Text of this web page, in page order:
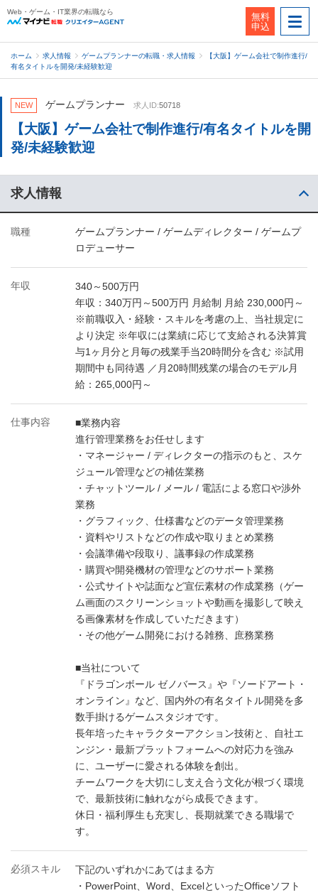
Web・ゲーム・IT業界の転職なら
無料
申込
ホーム 求人情報 ゲームプランナーの転職・求人情報
【大阪】ゲーム会社で制作進行/
有名タイトルを開発/未経験歓迎
NEW ゲームプランナー 求人ID:50718
【大阪】ゲーム会社で制作進行/有名タイトルを開
発/未経験歓迎
求人情報
職種
ゲームプランナー / ゲームディレクター / ゲームプ
ロデューサー
年収
340～500万円
年収：340万円～500万円 月給制 月給 230,000円～
※前職収入・経験・スキルを考慮の上、当社規定に
より決定 ※年収には業績に応じて支給される決算賞
与1ヶ月分と月毎の残業手当20時間分を含む ※試用
期間中も同待遇 ／月20時間残業の場合のモデル月
給：265,000円～
仕事内容
■業務内容
進行管理業務をお任せします
・マネージャー / ディレクターの指示のもと、スケ
ジュール管理などの補佐業務
・チャットツール / メール / 電話による窓口や渉外
業務
・グラフィック、仕様書などのデータ管理業務
・資料やリストなどの作成や取りまとめ業務
・会議準備や段取り、議事録の作成業務
・購買や開発機材の管理などのサポート業務
・公式サイトや誌面など宣伝素材の作成業務（ゲー
ム画面のスクリーンショットや動画を撮影して映え
る画像素材を作成していただきます）
・その他ゲーム開発における雑務、庶務業務
■当社について
『ドラゴンボール ゼノバース』や『ソードアート・
オンライン』など、国内外の有名タイトル開発を多
数手掛けるゲームスタジオです。
長年培ったキャラクターアクション技術と、自社エ
ンジン・最新プラットフォームへの対応力を強み
に、ユーザーに愛される体験を創出。
チームワークを大切にし支え合う文化が根づく環境
で、最新技術に触れながら成長できます。
休日・福利厚生も充実し、長期就業できる職場で
す。
必須スキル
下記のいずれかにあてはまる方
・PowerPoint、Word、ExcelといったOfficeソフト